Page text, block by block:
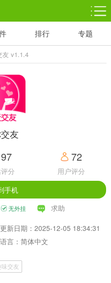
智
游戏
体育竞技
5百+款游戏
速
游戏
排行 专题
友 v1.1.4
友
97
分
72
用户评分
手机
无外挂 求助
更新日期：2025-12-05 18:34:31
语言：简体中文
味交友